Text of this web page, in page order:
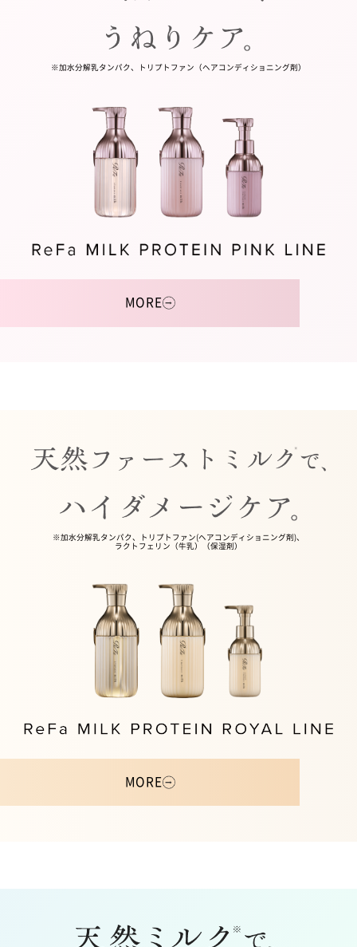
※加水分解乳タンパク、トリプトファン（ヘアコンディショニング剤）
MORE
※加水分解乳タンパク、トリプトファン(ヘアコンディショニング剤)、
ラクトフェリン（牛乳）（保湿剤）
MORE